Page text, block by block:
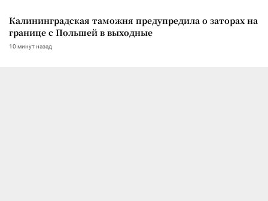
Калининградская таможня предупредила о заторах на
границе с Польшей в выходные
10 минут назад